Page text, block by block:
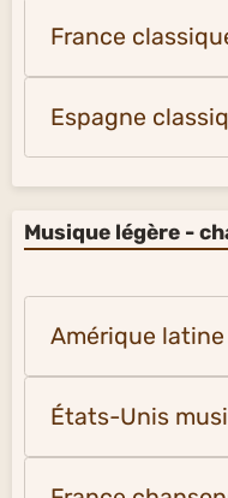
France
Espagne
Musique légère -
Amérique
États-Unis